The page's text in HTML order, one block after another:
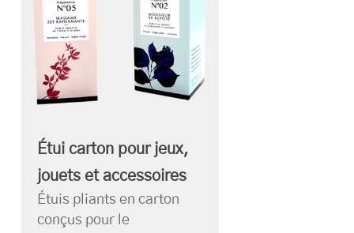
Étui carton pour jeux,
jouets et accessoires
Étuis pliants en carton
conçus pour le